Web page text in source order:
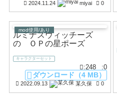
2024.11.24 miyai 0
mod使用/あり
ルミナスウィッチーズ
の ＯＰの星ポーズ
キャラクターセット
:248 :0
2022.09.13 某久保 0
ダウンロード（4 MB）